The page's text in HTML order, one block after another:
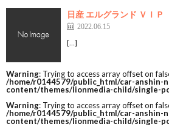
日産 エルグランド ＶＩＰ
2022.06.15
[…]
Warning: Trying to access array offset on
/home/r0144579/public_html/car-anshin-
content/themes/lionmedia-child/single-
Warning: Trying to access array offset on
/home/r0144579/public_html/car-anshin-
content/themes/lionmedia-child/single-